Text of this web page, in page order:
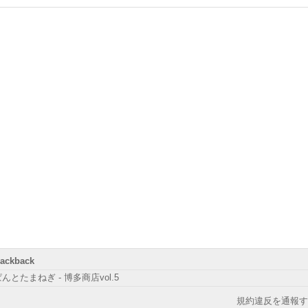
んとたまねぎ - 博多商店vol.5
規約違反を通報